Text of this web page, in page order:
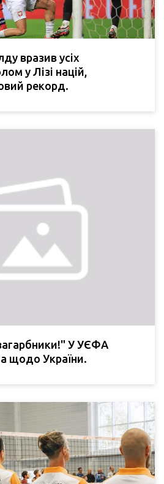
вразив усіх
у Лізі націй,
рекорд.
У УЄФА
щодо України.